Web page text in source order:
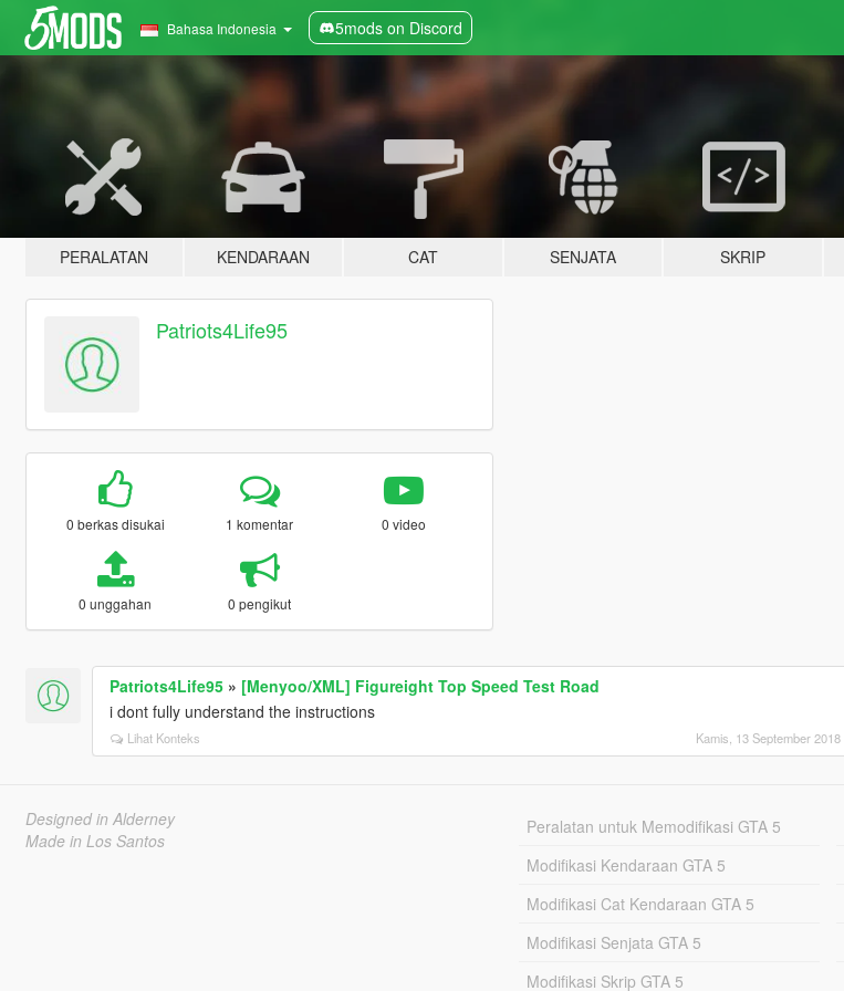
Bahasa Indonesia 5mods on Discord
PERALATAN KENDARAAN CAT SENJATA SKRIP
Patriots4Life95
0 berkas disukai 1 komentar 0 video
0 unggahan 0 pengikut
Patriots4Life95» [Menyoo/XML] Figureight Top Speed Test Road
i dont fully understand the instructions
Lihat Konteks Kamis, 13 September 2018
Designed in Alderney
Made in Los Santos
Peralatan untuk Memodifikasi GTA 5
Modifikasi Kendaraan GTA 5
Modifikasi Cat Kendaraan GTA 5
Modifikasi Senjata GTA 5
Modifikasi Skrip GTA 5